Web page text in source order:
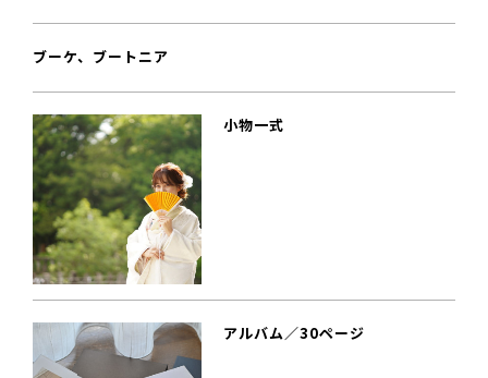
ブーケ、ブートニア
小物一式
アルバム／30ページ